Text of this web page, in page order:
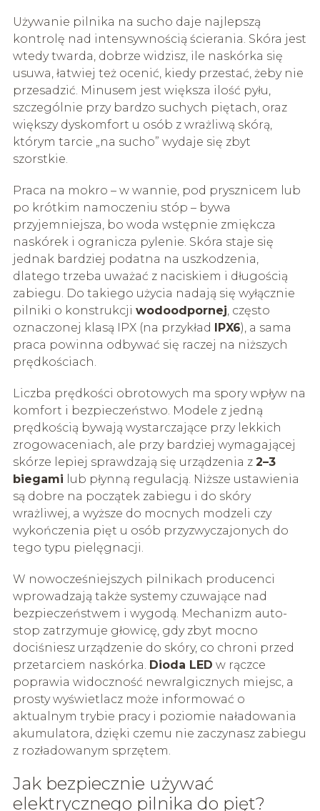
Używanie pilnika na sucho daje najlepszą
kontrolę nad intensywnością ścierania. Skóra jest
wtedy twarda, dobrze widzisz, ile naskórka się
usuwa, łatwiej też ocenić, kiedy przestać, żeby nie
przesadzić. Minusem jest większa ilość pyłu,
szczególnie przy bardzo suchych piętach, oraz
większy dyskomfort u osób z wrażliwą skórą,
którym tarcie „na sucho” wydaje się zbyt
szorstkie.
Praca na mokro – w wannie, pod prysznicem lub
po krótkim namoczeniu stóp – bywa
przyjemniejsza, bo woda wstępnie zmiękcza
naskórek i ogranicza pylenie. Skóra staje się
jednak bardziej podatna na uszkodzenia,
dlatego trzeba uważać z naciskiem i długością
zabiegu. Do takiego użycia nadają się wyłącznie
pilniki o konstrukcji wodoodpornej , często
oznaczonej klasą IPX (na przykład IPX6), a sama
praca powinna odbywać się raczej na niższych
prędkościach.
Liczba prędkości obrotowych ma spory wpływ na
komfort i bezpieczeństwo. Modele z jedną
prędkością bywają wystarczające przy lekkich
zrogowaceniach, ale przy bardziej wymagającej
skórze lepiej sprawdzają się urządzenia z 2–3
biegami lub płynną regulacją. Niższe ustawienia
są dobre na początek zabiegu i do skóry
wrażliwej, a wyższe do mocnych modzeli czy
wykończenia pięt u osób przyzwyczajonych do
tego typu pielęgnacji.
W nowocześniejszych pilnikach producenci
wprowadzają także systemy czuwające nad
bezpieczeństwem i wygodą. Mechanizm auto-
stop zatrzymuje głowicę, gdy zbyt mocno
dociśniesz urządzenie do skóry, co chroni przed
przetarciem naskórka. Dioda LED w rączce
poprawia widoczność newralgicznych miejsc, a
prosty wyświetlacz może informować o
aktualnym trybie pracy i poziomie naładowania
akumulatora, dzięki czemu nie zaczynasz zabiegu
z rozładowanym sprzętem.
Jak bezpiecznie używać
elektrycznego pilnika do pięt?